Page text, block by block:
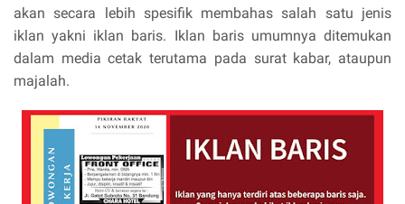
akan secara lebih spesifik membahas salah satu jenis
iklan yakni iklan baris. Iklan baris umumnya ditemukan
dalam media cetak terutama pada surat kabar, ataupun
majalah.